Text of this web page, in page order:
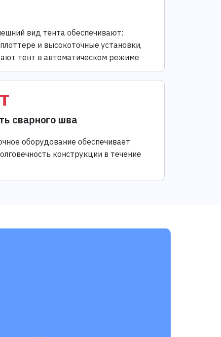
вид тента обеспечивают:
и высокоточные установки,
тент в автоматическом режиме
сварного шва
оборудование обеспечивает
конструкции в течение